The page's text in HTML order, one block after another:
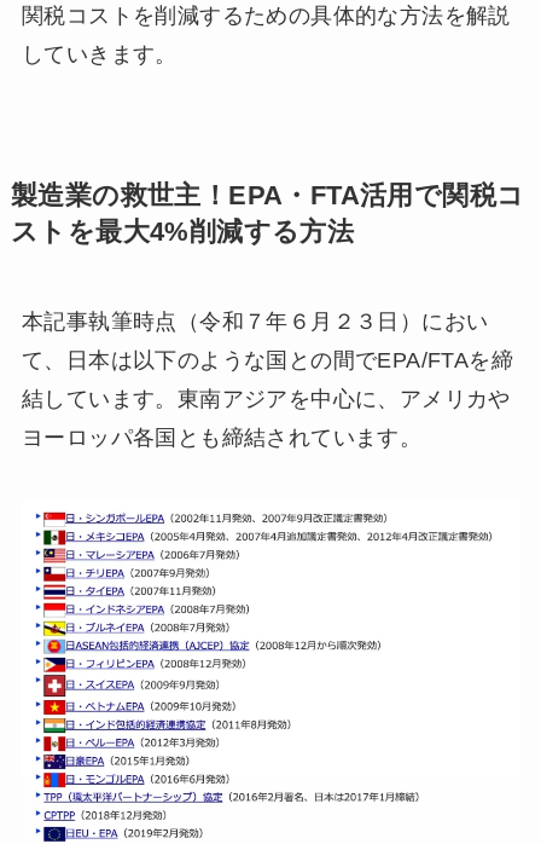
関税コストを削減するための具体的な方法を解説
していきます。
製造業の救世主！EPA・FTA活用で関税コ
ストを最大4%削減する方法
本記事執筆時点（令和７年６月２３日）におい
て、日本は以下のような国との間でEPA/FTAを締
結しています。東南アジアを中心に、アメリカや
ヨーロッパ各国とも締結されています。